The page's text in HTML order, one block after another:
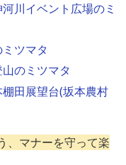
川イベント広場のミ
ツマタ
のミツマタ
田展望台(坂本農村
、マナーを守って楽